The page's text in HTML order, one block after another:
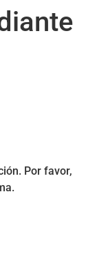
Por favor,